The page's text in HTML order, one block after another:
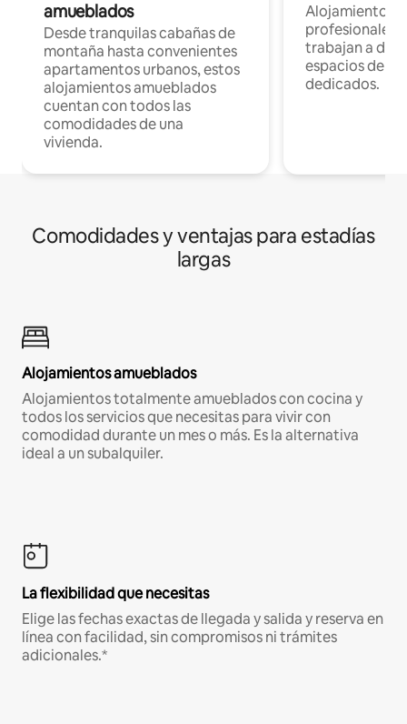
amueblados
Desde tranquilas cabañas de
montaña hasta convenientes
apartamentos urbanos, estos
alojamientos amueblados
cuentan con todos las
comodidades de una
vivienda.
Alojamientos
profesionales
trabajan a
espacios de
dedicados.
Comodidades y ventajas para estadías
largas
Alojamientos amueblados
Alojamientos totalmente amueblados con cocina y
todos los servicios que necesitas para vivir con
comodidad durante un mes o más. Es la alternativa
ideal a un subalquiler.
La flexibilidad que necesitas
Elige las fechas exactas de llegada y salida y reserva en
línea con facilidad, sin compromisos ni trámites
adicionales.*